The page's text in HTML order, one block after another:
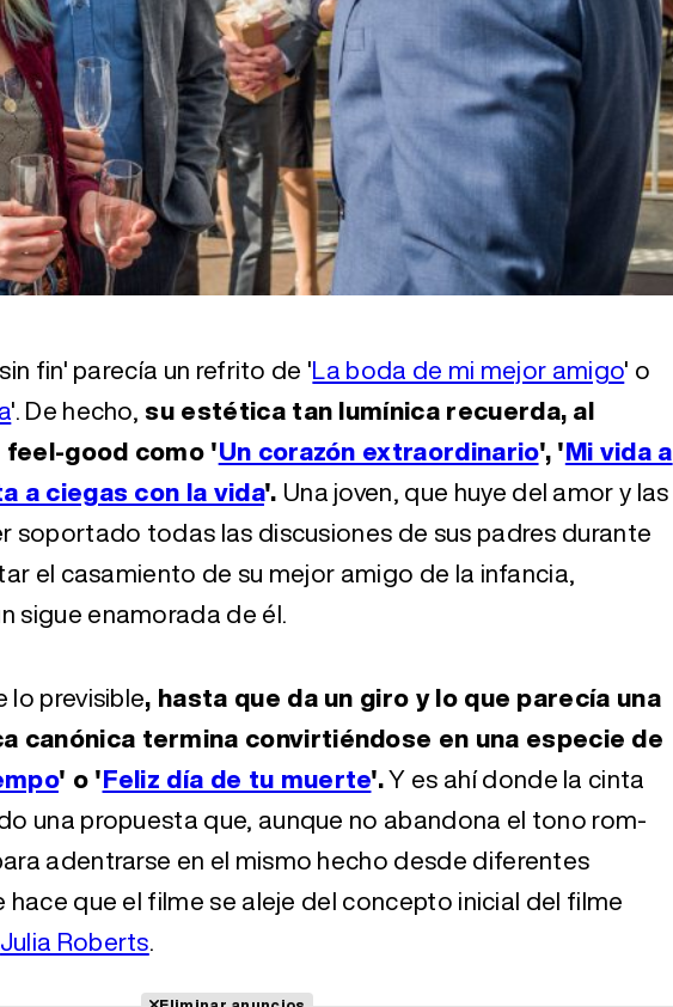
fin' parecía un refrito de 'La boda de mi mejor amigo' o
'. De hecho, su estética tan lumínica recuerda, al
good como 'Un corazón extraordinario', 'Mi vida a
a ciegas con la vida'. Una joven, que huye del amor y las
soportado todas las discusiones de sus padres durante
el casamiento de su mejor amigo de la infancia,
sigue enamorada de él.
previsible, hasta que da un giro y lo que parecía una
canónica termina convirtiéndose en una especie de
' o 'Feliz día de tu muerte'.Y es ahí donde la cinta
una propuesta que, aunque no abandona el tono rom-
adentrarse en el mismo hecho desde diferentes
hace que el filme se aleje del concepto inicial del filme
Julia Roberts.